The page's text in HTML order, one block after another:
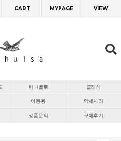
CART MYPAGE VIEW
미니벨로 클래식
아동용 악세사리
상품문의 구매후기